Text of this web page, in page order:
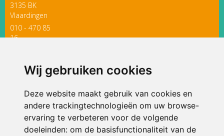
Wij gebruiken cookies
Deze website maakt gebruik van cookies en
andere trackingtechnologieën om uw browse-
ervaring te verbeteren voor de volgende
doeleinden: om de basisfunctionaliteit van de
3135 BK
Vlaardingen
010 - 470 85
16
ONDERDEEL VAN